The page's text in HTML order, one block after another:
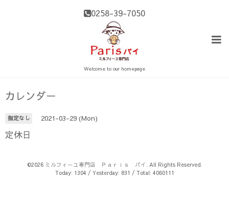
0258-39-7050
Welcome to our homepage
カレンダー
指定なし 2021-03-29 (Mon)
定休日
©2026 ミルフィーユ専門店 Ｐａｒｉｓ パイ . All Rights Reserved.
Today: 1304 / Yesterday: 831 / Total: 4060111